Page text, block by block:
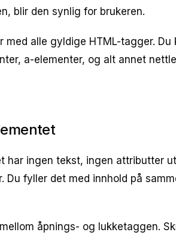
blir den synlig for brukeren.
alle gyldige HTML-tagger. Du
a-elementer, og alt annet
har ingen tekst, ingen attributter
Du fyller det med innhold på
åpnings- og lukketaggen.